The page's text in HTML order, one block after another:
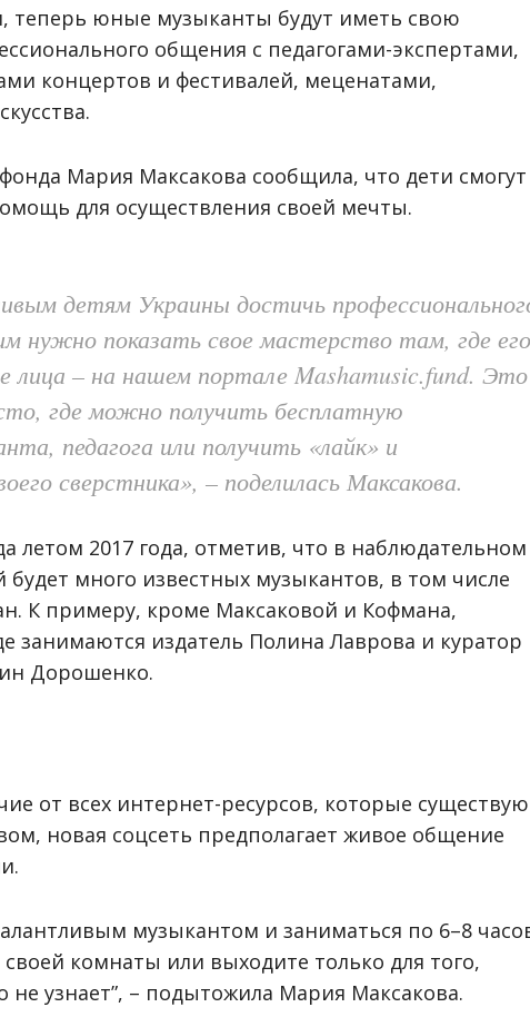
теперь юные музыканты будут иметь свою
общения с педагогами-экспертами,
концертов и фестивалей, меценатами,
Мария Максакова сообщила, что дети смогут
для осуществления своей мечты.
детям Украины достичь
нужно показать свое мастерство там, где его
лица – на нашем портале Mashamusic.fund. Это
где можно получить бесплатную
педагога или получить «лайк» и
сверстника», – поделилась Максакова.
летом 2017 года, отметив, что в наблюдательном
много известных музыкантов, в том числе
К примеру, кроме Максаковой и Кофмана,
занимаются издатель Полина Лаврова и куратор
Дорошенко.
от всех интернет-ресурсов, которые
новая соцсеть предполагает живое общение
музыкантом и заниматься по 6–8
комнаты или выходите только для того,
не узнает”, – подытожила Мария Максакова.